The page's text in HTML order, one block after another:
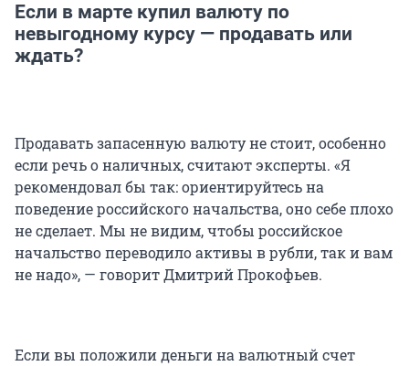
Если в марте купил валюту по
невыгодному курсу — продавать или
ждать?
Продавать запасенную валюту не стоит, особенно
если речь о наличных, считают эксперты. «Я
рекомендовал бы так: ориентируйтесь на
поведение российского начальства, оно себе плохо
не сделает. Мы не видим, чтобы российское
начальство переводило активы в рубли, так и вам
не надо», — говорит Дмитрий Прокофьев.
Если вы положили деньги на валютный счет